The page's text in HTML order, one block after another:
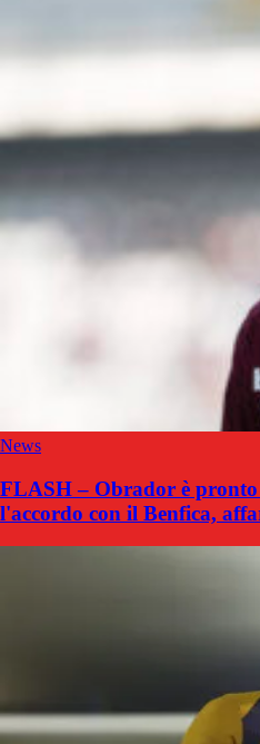
News
FLASH – Obrador è
l'accordo con il Benfica,